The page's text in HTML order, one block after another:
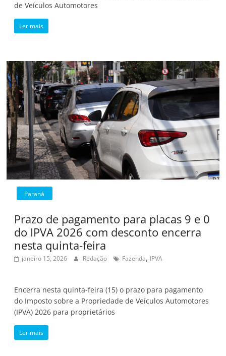
de Veículos Automotores
Ler mais
Paraná
Prazo de pagamento para placas 9 e 0
do IPVA 2026 com desconto encerra
nesta quinta-feira
janeiro 15, 2026 Redação Fazenda, IPVA
Encerra nesta quinta-feira (15) o prazo para pagamento
do Imposto sobre a Propriedade de Veículos Automotores
(IPVA) 2026 para proprietários
Ler mais